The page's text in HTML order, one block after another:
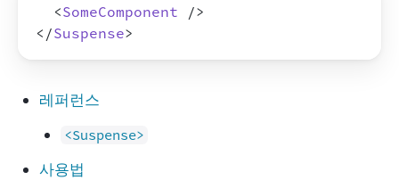
<SomeComponent
/>
</Suspense>
레퍼런스
<Suspense>
사용법